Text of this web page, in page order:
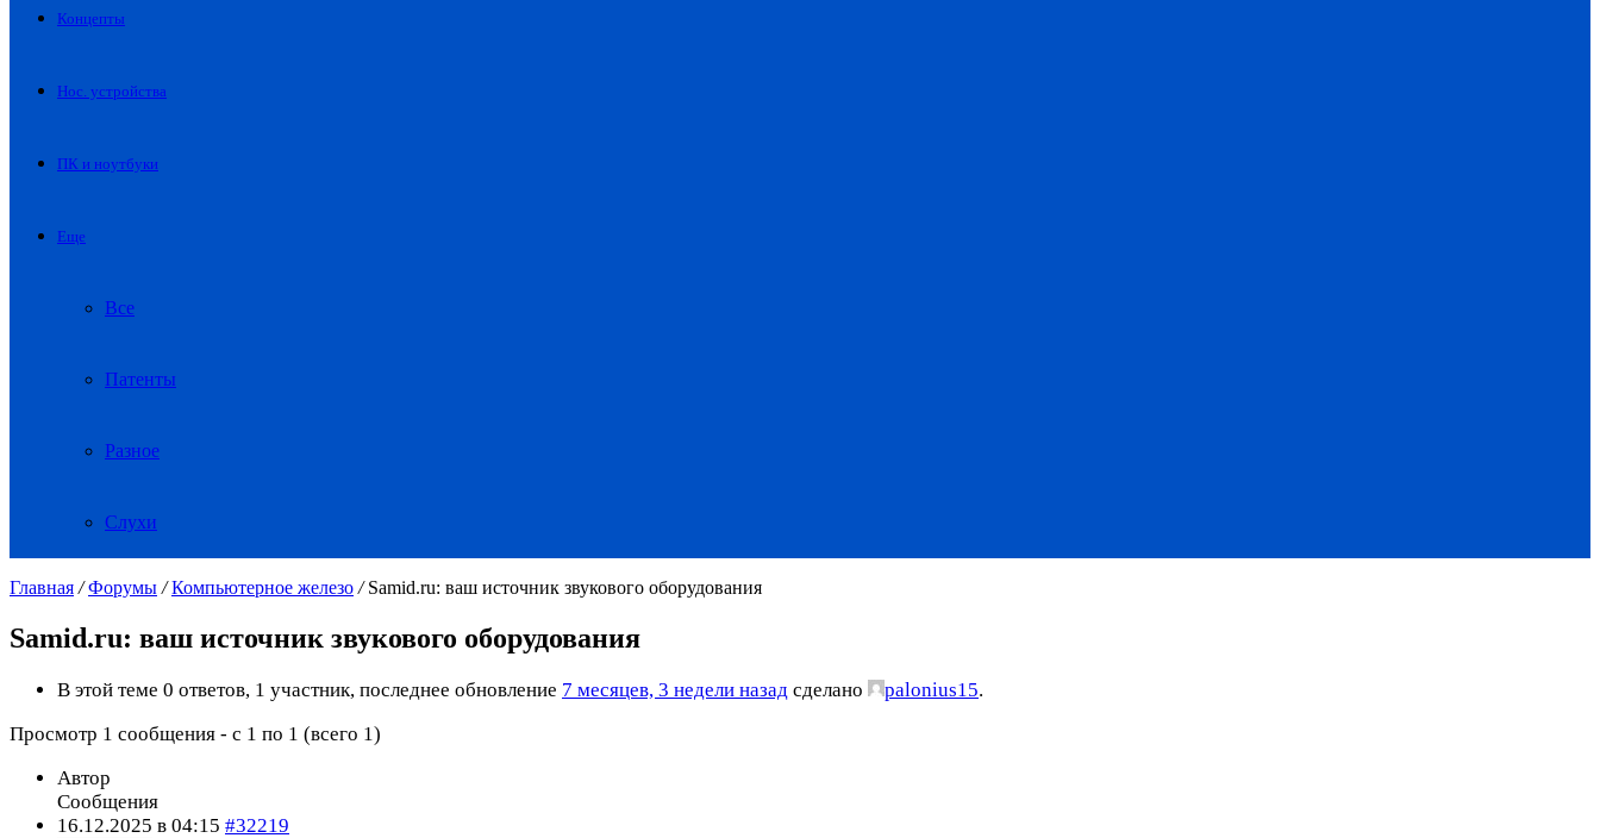
Концепты
Нос. устройства
ПК и ноутбуки
Еще
Все
Патенты
Разное
Слухи
Главная / Форумы / Компьютерное железо / Samid.ru: ваш источник звукового оборудования
Samid.ru: ваш источник звукового оборудования
В этой теме 0 ответов, 1 участник, последнее обновление 7 месяцев, 3 недели назад сделано palonius15.
Просмотр 1 сообщения - с 1 по 1 (всего 1)
Автор
Сообщения
16.12.2025 в 04:15 #32219